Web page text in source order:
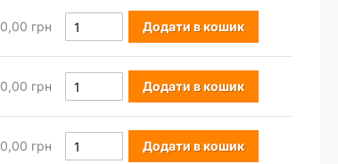
0,00 грн Додати в кошик
0,00 грн Додати в кошик
0,00 грн Додати в кошик